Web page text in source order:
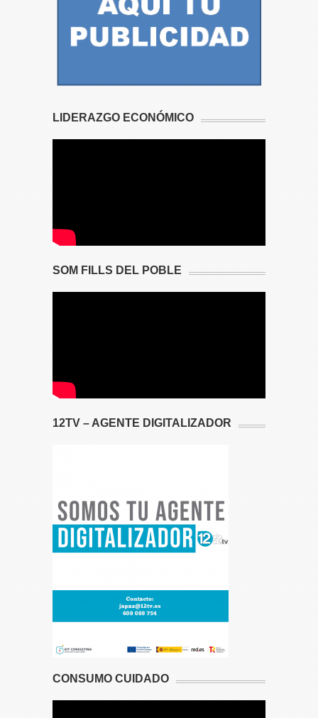
LIDERAZGO ECONÓMICO
SOM FILLS DEL POBLE
12TV – AGENTE DIGITALIZADOR
CONSUMO CUIDADO